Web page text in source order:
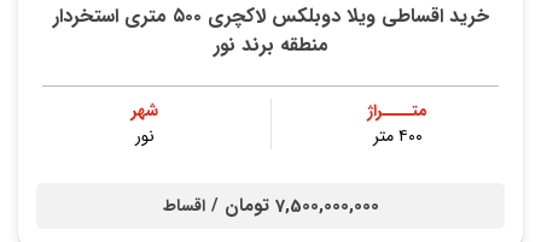
خرید اقساطی ویلا دوبلکس لاکچری ۵۰۰ متری استخردار
منطقه برند نور
متــــراژ
۴۰۰ متر
شهر
نور
7,500,000,000 تومان / اقساط